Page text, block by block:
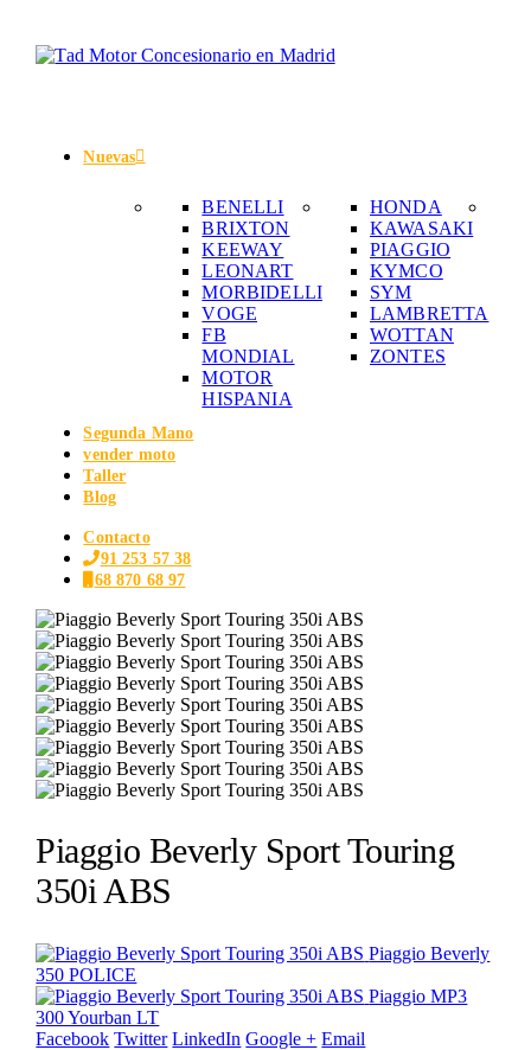
Nuevas
BENELLI
BRIXTON
KEEWAY
LEONART
MORBIDELLI
VOGE
FB
MONDIAL
MOTOR
HISPANIA
HONDA
KAWASAKI
PIAGGIO
KYMCO
SYM
LAMBRETTA
WOTTAN
ZONTES
Segunda Mano
vender moto
Taller
Blog
Contacto
91 253 57 38
68 870 68 97
Piaggio Beverly Sport Touring
350i ABS
Piaggio Beverly
350 POLICE
Piaggio MP3
300 Yourban LT
Facebook Twitter LinkedIn Google + Email